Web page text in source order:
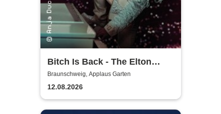
Bitch Is Back - The Elton
John Show
Braunschweig, Applaus Garten
12.08.2026